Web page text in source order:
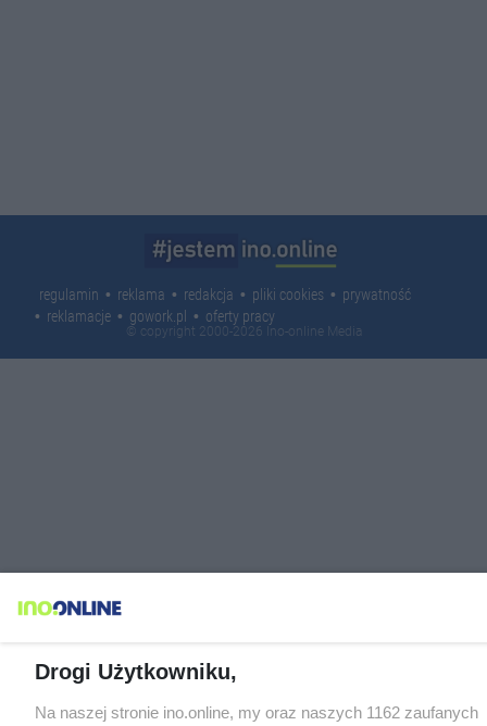
regulamin reklama redakcja pliki cookies
prywatność
reklamacje
gowork.pl oferty pracy
© copyright 2000-2026 Ino-online Media
Drogi Użytkowniku,
Na naszej stronie ino.online, my oraz naszych 1162 zaufanych